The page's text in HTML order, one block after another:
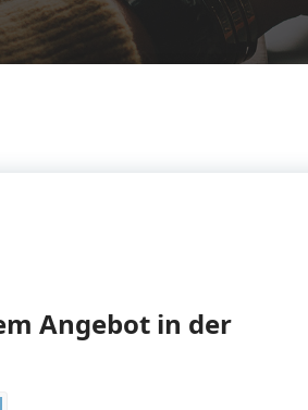
Angebot in der